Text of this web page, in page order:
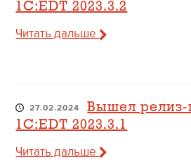
1C:EDT 2023.3.2
Читать дальше
27.02.2024
Вышел релиз-
1C:EDT 2023.3.1
Читать дальше